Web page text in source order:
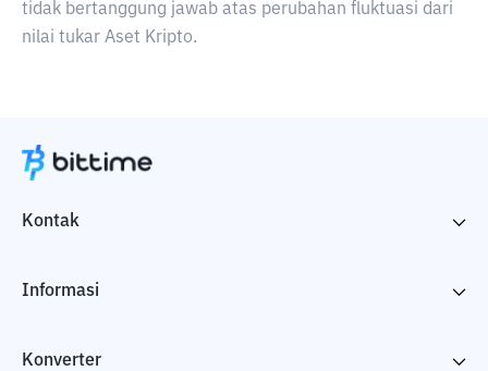
tidak bertanggung jawab atas perubahan fluktuasi dari
nilai tukar Aset Kripto.
Kontak
Informasi
Konverter